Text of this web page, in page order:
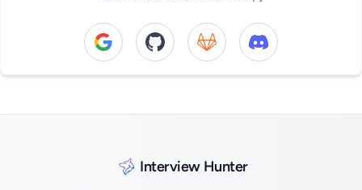
Continue with Google
Continue with GitHub
Continue with GitLab
Continue with
Interview Hunter